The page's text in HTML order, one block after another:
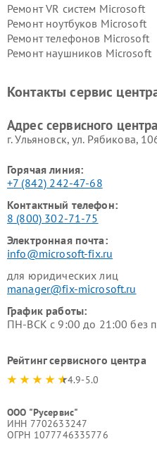
Ремонт VR систем Microsoft
Ремонт ноутбуков Microsoft
Ремонт телефонов Microsoft
Ремонт наушников Microsoft
Контакты сервис
Адрес сервисного
г. Ульяновск, ул. Рябикова,
Горячая линия:
+7 (842) 242-47-68
Контактный телефон:
8 (800) 302-71-75
Электронная почта:
info@microsoft-fix.ru
для юридических лиц
manager@fix-microsoft.ru
График работы:
ПН-ВСК с 9:00 до 21:00 без
Рейтинг сервисного центра
4.9-5.0
ООО "Русервис"
ИНН 7702633247
ОГРН 1077746335776